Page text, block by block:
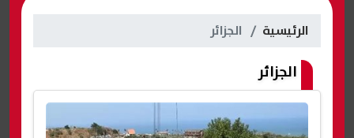
الرئيسية الجزائر
الجزائر